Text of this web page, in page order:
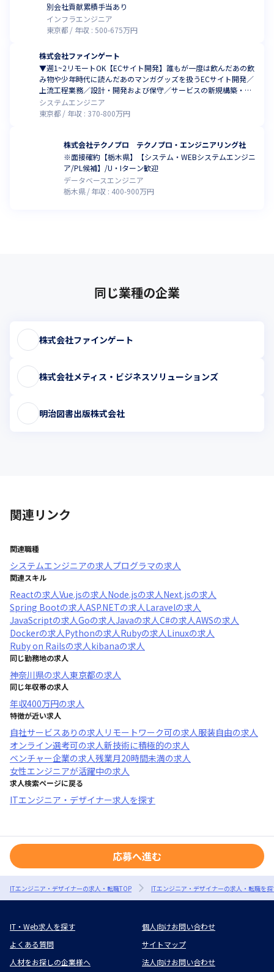
別会社貢献累積手当あり
インフラエンジニア
東京都
年収 : 500-675万円
株式会社ファインゲート
▼週1~2リモートOK【ECサイト開発】誰もが一度は飲んだあの飲
み物や少年時代に読んだあのマンガグッズを扱うECサイト開発／
上流工程業務／設計・開発および保守／サービスの新規構築・リ
ニューアル
システムエンジニア
東京都
年収 : 370-800万円
株式会社テクノプロ テクノプロ・エンジニアリング社
※面接確約【栃木県】【システム・WEBシステムエンジニ
ア/PL候補】/U・Iターン歓迎
データベースエンジニア
栃木県
年収 : 400-900万円
同じ業種の企業
株式会社ファインゲート
株式会社メティス・ビジネスソリューションズ
明治図書出版株式会社
関連リンク
関連職種
システムエンジニアの求人プログラマの求人
関連スキル
Reactの求人Vue.jsの求人Node.jsの求人Next.jsの求人
Spring Bootの求人ASP.NETの求人Laravelの求人
JavaScriptの求人Goの求人Javaの求人C#の求人AWSの求人
Dockerの求人Pythonの求人Rubyの求人Linuxの求人
Ruby on Railsの求人kibanaの求人
同じ勤務地の求人
神奈川県の求人東京都の求人
同じ年収帯の求人
年収400万円の求人
特徴が近い求人
自社サービスあり の求人 リモートワーク可の求人服装自由の求人
オンライン選考可の求人新技術に積極的の求人
ベンチャー企業の求人残業月20時間未満の求人
女性エンジニアが活躍中の求人
求人検索ページに戻る
ITエンジニア・デザイナー求人を探す
応募へ進む
ITエンジニア・デザイナーの求人・転職TOP ITエンジニア・デザイナーの求人・転職を
IT・Web求人を探す
個人向けお問い合わせ
よくある質問
サイトマップ
人材をお探しの企業様へ
法人向けお問い合わせ